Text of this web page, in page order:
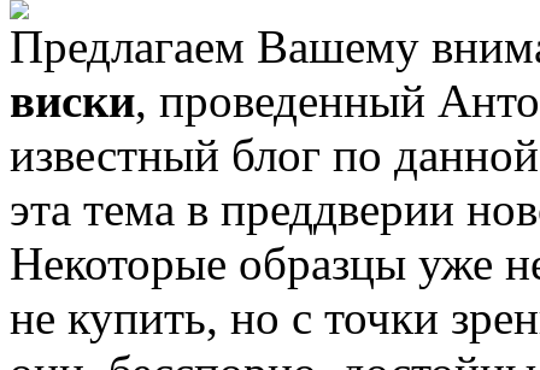
Предлагаем Вашему
виски, проведенный
известный блог по
эта тема в преддверии
Некоторые образцы уже
не купить, но с точки